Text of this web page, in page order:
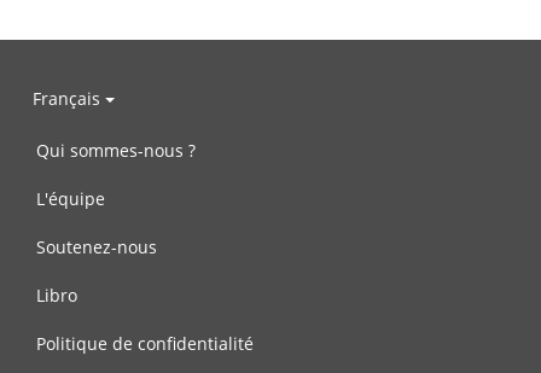
Français
Qui sommes-nous ?
L'équipe
Soutenez-nous
Libro
Politique de confidentialité